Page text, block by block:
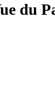
du